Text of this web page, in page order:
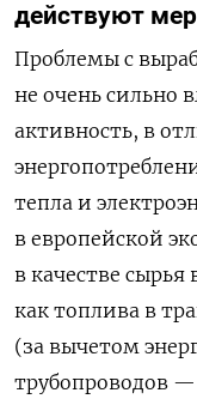
действуют
Проблемы с
не очень сильно
активность, в
тепла и
в европейской
в качестве
как топлива в
(за вычетом
трубопроводов